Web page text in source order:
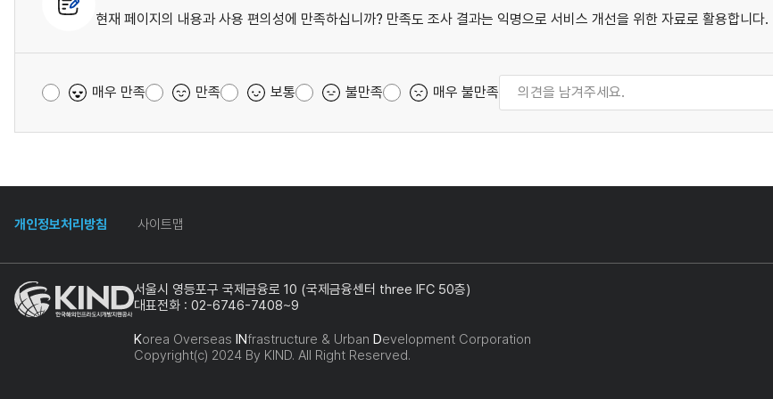
현재 페이지의 내용과 사용 편의성에 만족하십니까? 만족도 조사 결과는 익명으로 서비스 개선을 위한 자료로 활용합니다.
매우 만족 만족 보통 불만족 매우 불만족
개인정보처리방침 사이트맵
서울시 영등포구 국제금융로 10 (국제금융센터 three IFC 50층)
대표전화 : 02-6746-7408~9
Korea Overseas INfrastructure & Urban Development Corporation
Copyright(c) 2024 By KIND. All Right Reserved.